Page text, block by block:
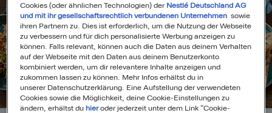
Search
Cookies (oder ähnlichen Technologien) der Nestlé Deutschland AG
und mit ihr gesellschaftsrechtlich verbundenen Unternehmen sowie
ihren Partnern zu. Dies ist erforderlich, um die Nutzung der Webseite
zu verbessern und für dich personalisierte Werbung anzeigen zu
können. Falls relevant, können auch die Daten aus deinem Verhalten
auf der Webseite mit den Daten aus deinem Benutzerkonto
kombiniert werden, um dir relevantere Inhalte anzeigen und
zukommen lassen zu können. Mehr Infos erhältst du in
unserer Datenschutzerklärung. Eine Aufstellung der verwendeten
Cookies sowie die Möglichkeit, deine Cookie-Einstellungen zu
ändern, erhältst duhieroder jederzeit unter dem Link "Cookie-